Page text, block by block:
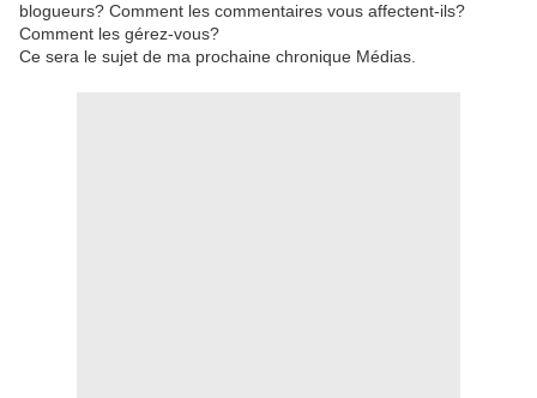
blogueurs? Comment les commentaires vous affectent-ils?
Comment les gérez-vous?
Ce sera le sujet de ma prochaine chronique Médias.